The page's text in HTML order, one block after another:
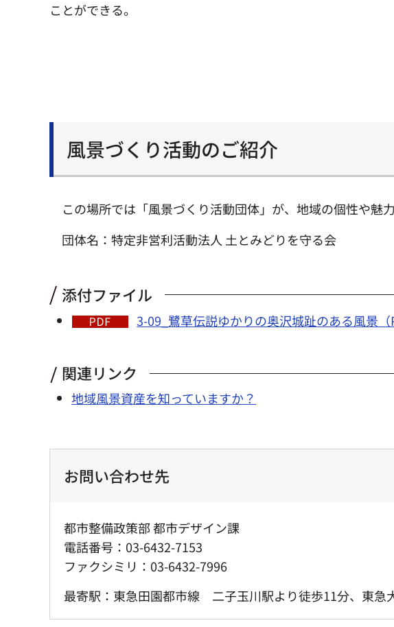
ことができる。
風景づくり活動のご紹介
この場所では「風景づくり活動団体」が、地域の個性や魅
団体名：特定非営利活動法人 土とみどりを守る会
添付ファイル
3-09_鷺草伝説ゆかりの奥沢城趾のある風景（
関連リンク
地域風景資産を知っていますか？
お問い合わせ先
都市整備政策部 都市デザイン課
電話番号：03-6432-7153
ファクシミリ：03-6432-7996
最寄駅：東急田園都市線 二子玉川駅より徒歩11分、東